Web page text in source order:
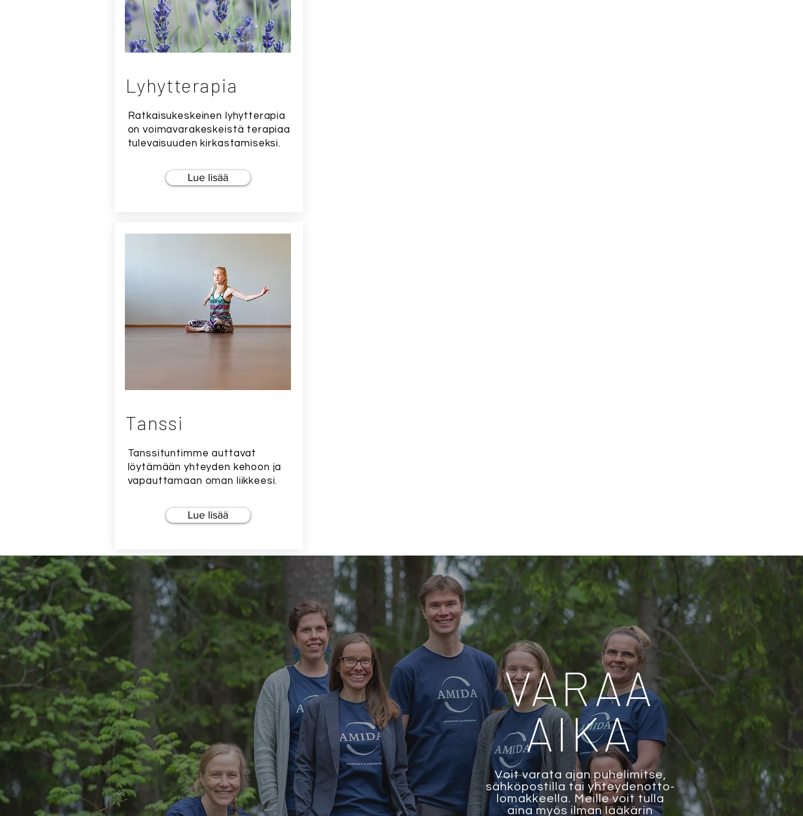
Lyhytterapia
Ratkaisukeskeinen lyhytterapia
on voimavarakeskeistä terapiaa
tulevaisuuden kirkastamiseksi.
Lue lisää
Tanssi
Tanssituntimme auttavat
löytämään yhteyden kehoon ja
vapauttamaan oman liikkeesi.
Lue lisää
VARAA
AIKA
Voit varata ajan puhelimitse,
sähköpostilla tai yhteydenotto-
lomakkeella. Meille voit tulla
aina myös ilman lääkärin